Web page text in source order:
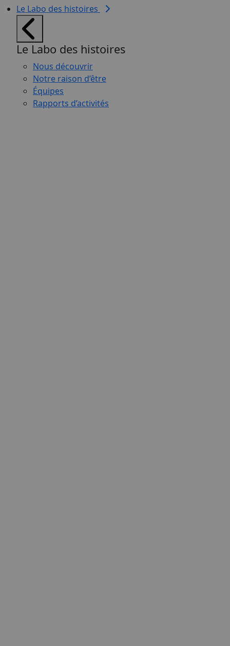
Le Labo des histoires
Le Labo des histoires
Nous découvrir
Notre raison d’être
Équipes
Rapports d’activités